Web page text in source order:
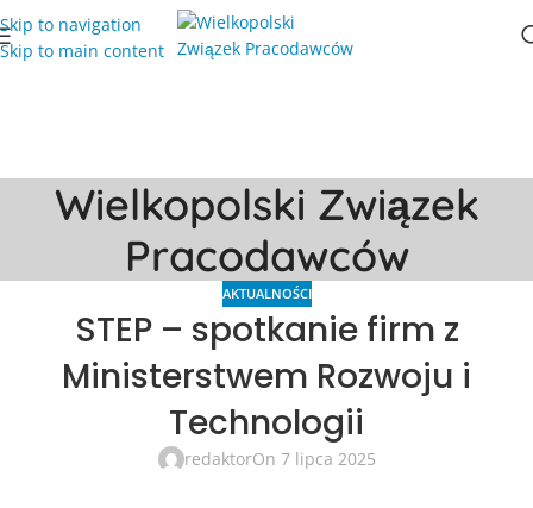
Skip to navigation
Skip to main content
Wielkopolski Związek
Pracodawców
AKTUALNOŚCI
STEP – spotkanie firm z
Ministerstwem Rozwoju i
Technologii
redaktorOn 7 lipca 2025